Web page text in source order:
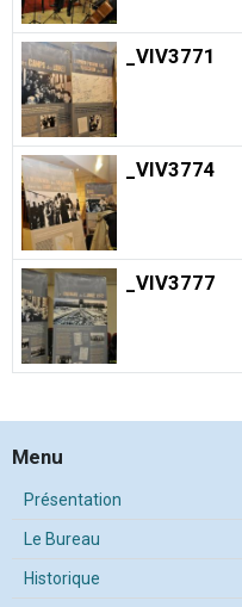
_VIV3771
_VIV3774
_VIV3777
Menu
Présentation
Le Bureau
Historique